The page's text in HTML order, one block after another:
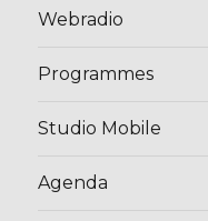
Webradio
Programmes
Studio Mobile
Agenda